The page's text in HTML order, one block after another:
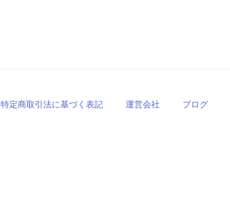
特定商取引法に基づく表記 運営会社 ブログ